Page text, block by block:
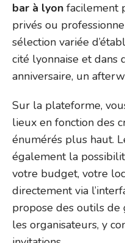
bar à lyon facilement
privés ou
sélection variée
cité lyonnaise et dans
anniversaire, un
Sur la plateforme,
lieux en fonction des
énumérés plus haut.
également la
votre budget, votre
directement via
propose des outils de
les organisateurs, y